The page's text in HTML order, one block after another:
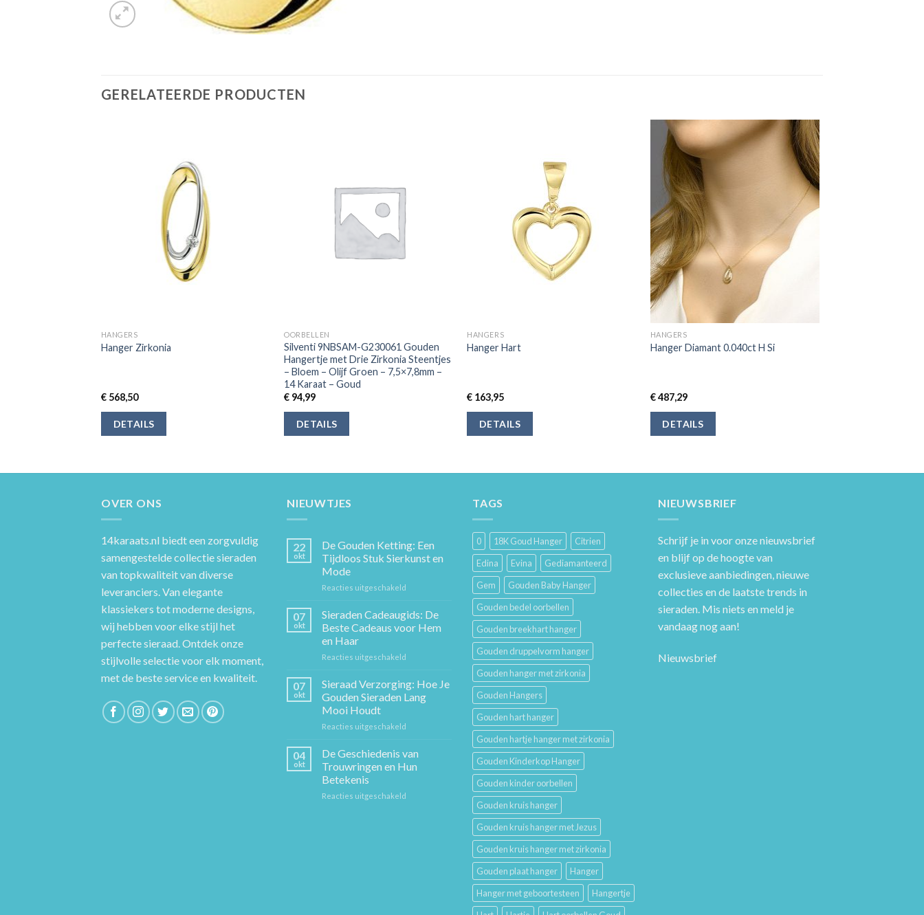
GERELATEERDE PRODUCTEN
HANGERS
Hanger Zirkonia
€568,50
DETAILS
OORBELLEN
Silventi 9NBSAM-G230061 Gouden
Hangertje met Drie Zirkonia Steentjes
– Bloem – Olijf Groen – 7,5×7,8mm –
14 Karaat – Goud
€ 94,99
DETAILS
HANGERS
Hanger Hart
€ 163,95
DETAILS
HANGERS
Hanger Diamant 0.040ct H Si
€487,29
DETAILS
OVER ONS
14karaats.nl biedt een zorgvuldig
samengestelde collectie sieraden
van topkwaliteit van diverse
leveranciers. Van elegante
klassiekers tot moderne designs,
wij hebben voor elke stijl het
perfecte sieraad. Ontdek onze
stijlvolle selectie voor elk moment,
met de beste service en kwaliteit.
NIEUWTJES
22
okt
De Gouden Ketting: Een
Tijdloos Stuk Sierkunst en
Mode
Reacties uitgeschakeld
Gouden
Een
Mode
07
okt
Sieraden Cadeaugids: De
Beste Cadeaus voor Hem
en Haar
Reacties uitgeschakeld
Cadeaugids:
De
Beste
07
okt
Sieraad Verzorging: Hoe Je
Gouden Sieraden Lang
Mooi Houdt
Reacties uitgeschakeld
Je
04
okt
De Geschiedenis van
Trouwringen en Hun
Betekenis
Reacties uitgeschakeld
TAGS
0 18K Goud Hanger
Citrien
Edina
Evina
Gediamanteerd
Gem
Gouden Baby Hanger
Gouden bedel oorbellen
Gouden breekhart hanger
Gouden druppelvorm hanger
Gouden hanger met zirkonia
Gouden Hangers
Gouden hart hanger
Gouden hartje hanger met zirkonia
Gouden Kinderkop Hanger
Gouden kinder oorbellen
Gouden kruis hanger
Gouden kruis hanger met Jezus
Gouden kruis hanger met zirkonia
Gouden plaat hanger
Hanger
Hanger met geboortesteen
Hangertje
NIEUWSBRIEF
Schrijf je in voor onze nieuwsbrief
en blijf op de hoogte van
exclusieve aanbiedingen, nieuwe
collecties en de laatste trends in
sieraden. Mis niets en meld je
vandaag nog aan!
Nieuwsbrief